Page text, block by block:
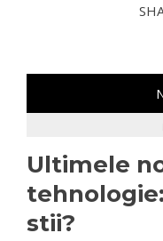
Ultimele
stii?